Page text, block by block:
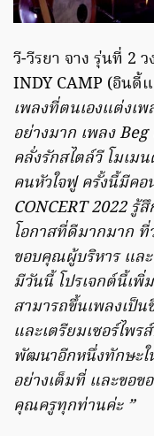
วี-วีรยา จาง รุ่นที่ 2
INDY CAMP (อินดี้
เพลงที่ตนเองแต่งเ
อย่างมาก เพลง
คลั่งรักสไตล์วี โมเ
คนหัวใจฟู ครั้งนี้มีคอ
CONCERT 2022 รู้
โอกาสที่ดีมากมาก ที่
ขอบคุณผู้บริหาร แ
มีวันนี้ โปรเจกต์นี้เพิ่
สามารถขึ้นเพลงเป็
และเตรียมเซอร์ไพ
พัฒนาอีกหนึ่งทักษะใ
อย่างเต็มที่ และขอ
คุณครูทุกท่านค่ะ ”